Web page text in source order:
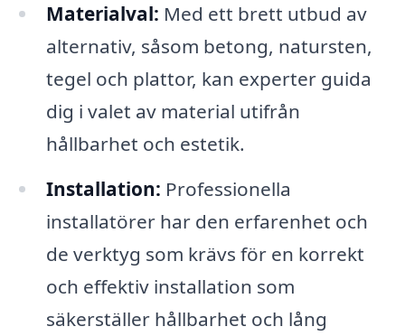
Materialval: Med ett brett utbud av
alternativ, såsom betong, natursten,
tegel och plattor, kan experter guida
dig i valet av material utifrån
hållbarhet och estetik.
Installation: Professionella
installatörer har den erfarenhet och
de verktyg som krävs för en korrekt
och effektiv installation som
säkerställer hållbarhet och lång